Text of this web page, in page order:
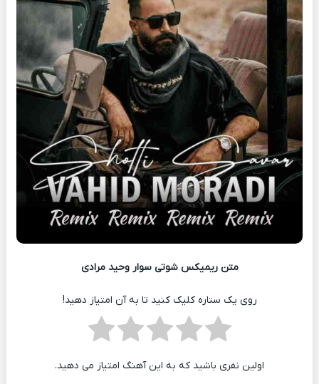
متن ریمیکس شوتی سوار وحید مرادی
روی یک ستاره کلیک کنید تا به آن امتیاز دهید!
اولین نفری باشید که به این آهنگ امتیاز می دهید.